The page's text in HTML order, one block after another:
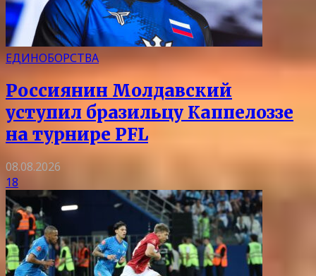
ЕДИНОБОРСТВА
Россиянин Молдавский
уступил бразильцу Каппелоззе
на турнире PFL
08.08.2026
18